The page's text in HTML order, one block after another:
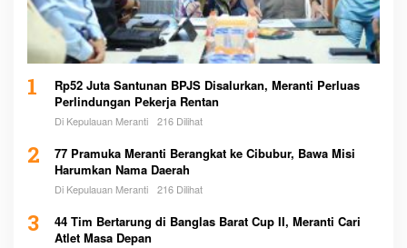
1
Rp52 Juta Santunan BPJS Disalurkan, Meranti Perluas
Perlindungan Pekerja Rentan
Di Kepulauan Meranti 216 Dilihat
2
77 Pramuka Meranti Berangkat ke Cibubur, Bawa Misi
Harumkan Nama Daerah
Di Kepulauan Meranti 216 Dilihat
3
44 Tim Bertarung di Banglas Barat Cup II, Meranti Cari
Atlet Masa Depan